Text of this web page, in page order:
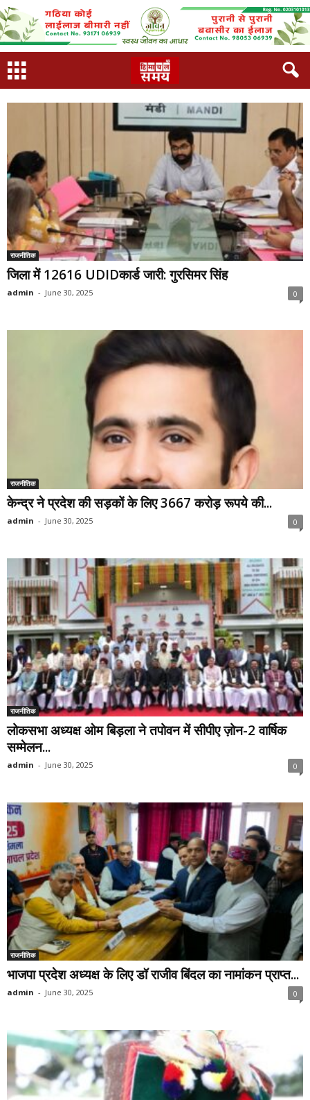
राजनीतिक
जिला में 12616 UDIDकार्ड जारी: गुरसिमर सिंह
admin - June 30, 2025 0
राजनीतिक
केन्द्र ने प्रदेश की सड़कों के लिए 3667 करोड़ रूपये की...
admin - June 30, 2025 0
राजनीतिक
लोकसभा अध्यक्ष ओम बिड़ला ने तपोवन में सीपीए ज़ोन-2 वार्षिक
सम्मेलन...
admin - June 30, 2025 0
राजनीतिक
भाजपा प्रदेश अध्यक्ष के लिए डॉ राजीव बिंदल का नामांकन प्राप्त...
admin - June 30, 2025 0